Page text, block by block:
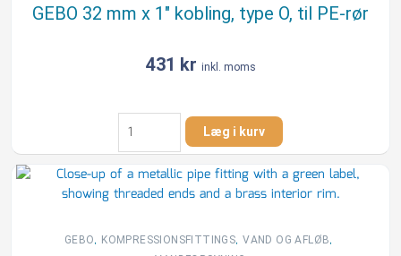
PE-
GEBO 32 mm x 1″ kobling, type O, til PE-rør
431 kr inkl. moms
GEBO
32
mm
x
1"
type
Læg i kurv
GEBO, KOMPRESSIONSFITTINGS,VAND OG AFLØB,